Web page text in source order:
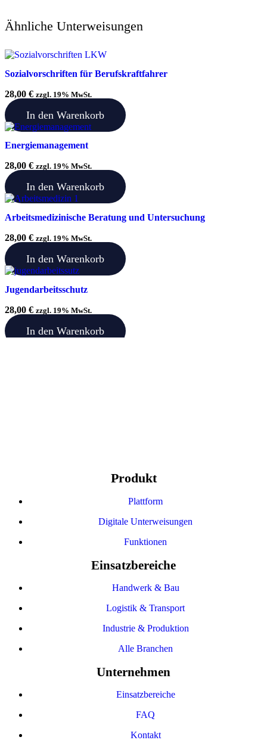
Ähnliche Unterweisungen
Sozialvorschriften für Berufskraftfahrer
28,00 € zzgl. 19% MwSt.
In den Warenkorb
Energiemanagement
28,00 € zzgl. 19% MwSt.
In den Warenkorb
Arbeitsmedizinische Beratung und Untersuchung
28,00 € zzgl. 19% MwSt.
In den Warenkorb
Jugendarbeitsschutz
28,00 € zzgl. 19% MwSt.
In den Warenkorb
Produkt
Plattform
Digitale Unterweisungen
Funktionen
Einsatzbereiche
Handwerk & Bau
Logistik & Transport
Industrie & Produktion
Alle Branchen
Unternehmen
Einsatzbereiche
FAQ
Kontakt